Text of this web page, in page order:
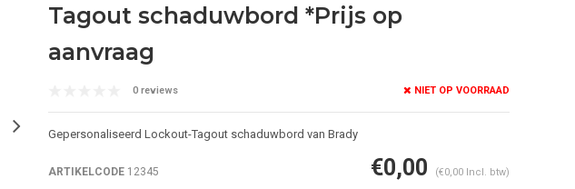
Tagout schaduwbord *Prijs op
aanvraag
0 reviews NIET OP VOORRAAD
Gepersonaliseerd Lockout-Tagout schaduwbord van Brady
ARTIKELCODE12345 €0,00 (€0,00 Incl. btw)